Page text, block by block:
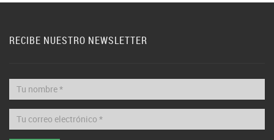
RECIBE NUESTRO NEWSLETTER